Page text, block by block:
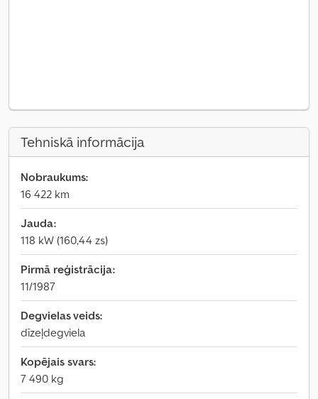
Tehniskā informācija
Nobraukums:
16 422 km
Jauda:
118 kW (160,44 zs)
Pirmā reģistrācija:
11/1987
Degvielas veids:
dīzeļdegviela
Kopējais svars:
7 490 kg